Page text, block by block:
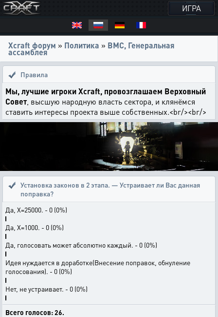
ИГРА
Xcraft форум » Политика » ВМС, Генеральная
ассамблея
Правила
Мы, лучшие игроки Xcraft, провозглашаем Верховный
Совет, высшую народную власть сектора, и клянёмся
ставить интересы проекта выше собственных.<br/><br/>
Установка законов в 2 этапа. — Устраивает ли Вас данная
поправка?
Да, Х=25000. - 0 (0%)
Да, Х=1000. - 0 (0%)
Да, голосовать может абсолютно каждый. - 0 (0%)
Идея нуждается в доработке(Внесение поправок, обнуление
голосования). - 0 (0%)
Нет, не устраивает. - 0 (0%)
Всего голосов: 26.